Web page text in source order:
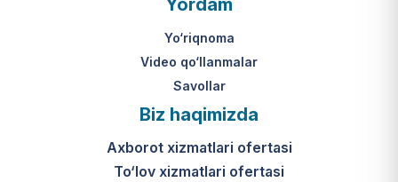
Yordam
Yo‘riqnoma
Video qo‘llanmalar
Savollar
Biz haqimizda
Axborot xizmatlari ofertasi
To‘lov xizmatlari ofertasi